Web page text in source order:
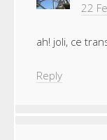
22
ah! joli, ce
Reply